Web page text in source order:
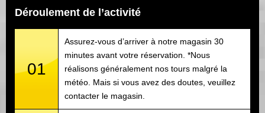
Déroulement de l’activité
01
Assurez-vous d’arriver à notre magasin 30
minutes avant votre réservation. *Nous
réalisons généralement nos tours malgré la
météo. Mais si vous avez des doutes, veuillez
contacter le magasin.